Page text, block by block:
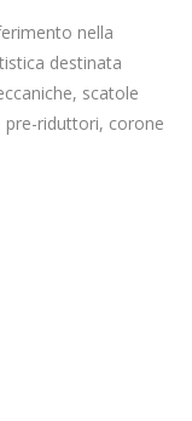
nella
destinata
scatole
pre-riduttori, corone